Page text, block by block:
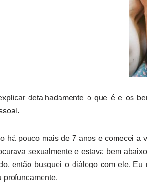
detalhadamente o que é e os
há pouco mais de 7 anos e comecei a
sexualmente e estava bem
então busquei o diálogo com ele.
profundamente.